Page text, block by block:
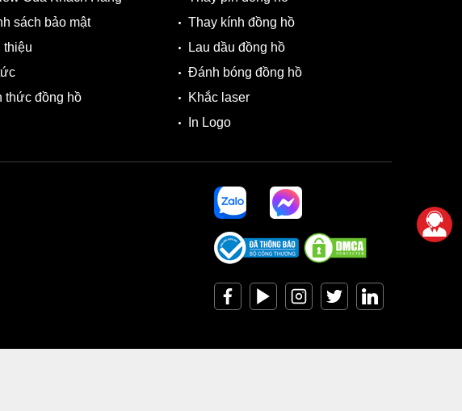
sách bảo mật
thiệu
thức đồng hồ
Thay kính đồng hồ
Lau dầu đồng hồ
Đánh bóng đồng hồ
Khắc laser
In Logo